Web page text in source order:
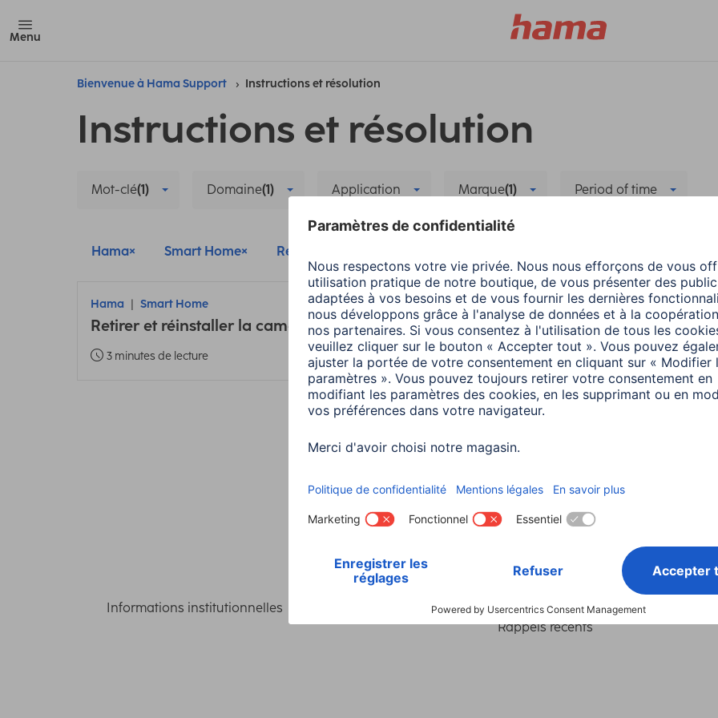
Menu
Bienvenue à Hama Support Instructions et résolution
Instructions et résolution
Mot-clé(1) Domaine(1) Application Marque(1) Period of time
Hama Smart Home Réinitialisation
Hama Smart Home
Retirer et réinstaller la caméra intelligente
3 minutes de lecture
Choisissez un pays
Informations institutionnelles Confidentialité et Securité Conditions de garantie
Déclarations
Rappels récents